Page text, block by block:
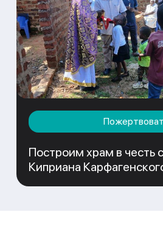
Построим храм в честь
Киприана